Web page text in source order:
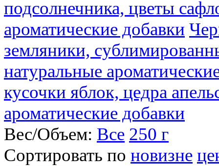
подсолнечника, цветы
ароматические добавки
земляники,
натуральные
кусочки яблок, цедра
ароматические добавки
Вес/Объем: Все 250 г
Сортировать по новизне